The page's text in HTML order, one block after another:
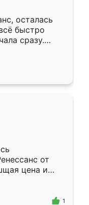
здесь.
осталась
быстро
сразу.
подошёл к
Собрали
даже
от
цена и
Приехавший
1